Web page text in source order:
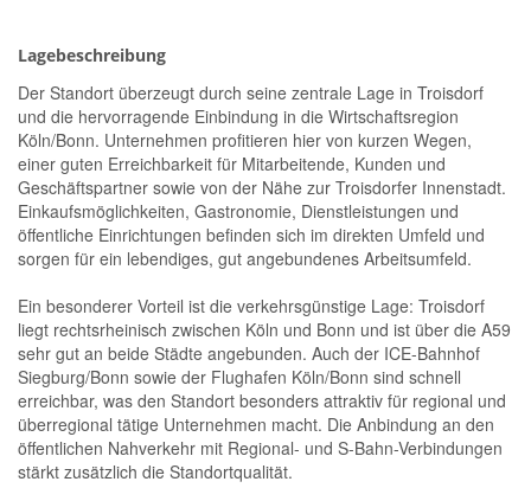
Lagebeschreibung
Der Standort überzeugt durch seine zentrale Lage in Troisdorf
und die hervorragende Einbindung in die Wirtschaftsregion
Köln/Bonn. Unternehmen profitieren hier von kurzen Wegen,
einer guten Erreichbarkeit für Mitarbeitende, Kunden und
Geschäftspartner sowie von der Nähe zur Troisdorfer Innenstadt.
Einkaufsmöglichkeiten, Gastronomie, Dienstleistungen und
öffentliche Einrichtungen befinden sich im direkten Umfeld und
sorgen für ein lebendiges, gut angebundenes Arbeitsumfeld.
Ein besonderer Vorteil ist die verkehrsgünstige Lage: Troisdorf
liegt rechtsrheinisch zwischen Köln und Bonn und ist über die A59
sehr gut an beide Städte angebunden. Auch der ICE-Bahnhof
Siegburg/Bonn sowie der Flughafen Köln/Bonn sind schnell
erreichbar, was den Standort besonders attraktiv für regional und
überregional tätige Unternehmen macht. Die Anbindung an den
öffentlichen Nahverkehr mit Regional- und S-Bahn-Verbindungen
stärkt zusätzlich die Standortqualität.